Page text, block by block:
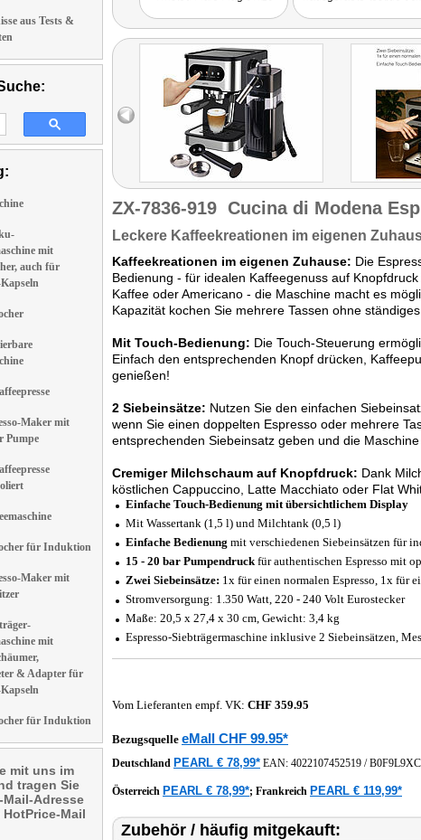
aus Tests &
mit
auch für
Maker mit
Pumpe
für Induktion
Maker mit
mit
& Adapter für
für Induktion
mit uns im
tragen Sie
Mail-Adresse
Mail
zubereiten: Cappuccino,
Latte Macchiato oder Flat
White, einfachen oder
doppelten Espresso,
kaltgebrauten Kaffee oder
Americano. Dank des
großzügigen Wassertanks
mit 1,5 Litern Kapazität
kocht man mehrere Tassen
ohne ständige nachfüllen
zu müssen. Ideal für den
ersten Kaffee am Morgen
und für eine Pause im Laufe
des Tages!"
ZX-7836-919 Cucina di Modena
Leckere Kaffeekreationen im eigenen
Kaffeekreationen im eigenen Zuhause: Die
Bedienung - für idealen Kaffeegenuss auf
Kaffee oder Americano - die Maschine macht es
Kapazität kochen Sie mehrere Tassen ohne ständiges
Mit Touch-Bedienung: Die Touch-Steuerung
Einfach den entsprechenden Knopf drücken,
genießen!
2 Siebeinsätze: Nutzen Sie den einfachen
wenn Sie einen doppelten Espresso oder mehrere
entsprechenden Siebeinsatz geben und die
Cremiger Milchschaum auf Knopfdruck: Dank
köstlichen Cappuccino, Latte Macchiato oder Flat
Einfache Touch-Bedienung mit übersichtlichem Display
Mit Wassertank (1,5 l) und Milchtank (0,5 l)
Einfache Bedienung mit verschiedenen Siebeinsätzen für
15 - 20 bar Pumpendruckfür authentischen Espresso mit
Zwei Siebeinsätze: 1x für einen normalen Espresso, 1x für
Stromversorgung: 1.350 Watt, 220 - 240 Volt Eurostecker
Maße: 20,5 x 27,4 x 30 cm, Gewicht: 3,4 kg
Espresso-Siebträgermaschine inklusive 2 Siebeinsätzen,
Vom Lieferanten empf. VK: CHF 359.95
Bezugsquelle eMall CHF 99.95*
Deutschland PEARL € 78,99* EAN: 4022107452519 /
Österreich PEARL € 78,99*; Frankreich PEARL € 119,99*
Zubehör / häufig mitgekauft: